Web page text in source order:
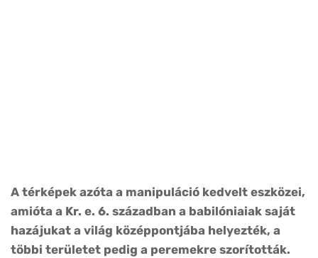
A térképek azóta a manipuláció kedvelt eszközei,
amióta a Kr. e. 6. században a babilóniaiak saját
hazájukat a világ középpontjába helyezték, a
többi területet pedig a peremekre szorították.